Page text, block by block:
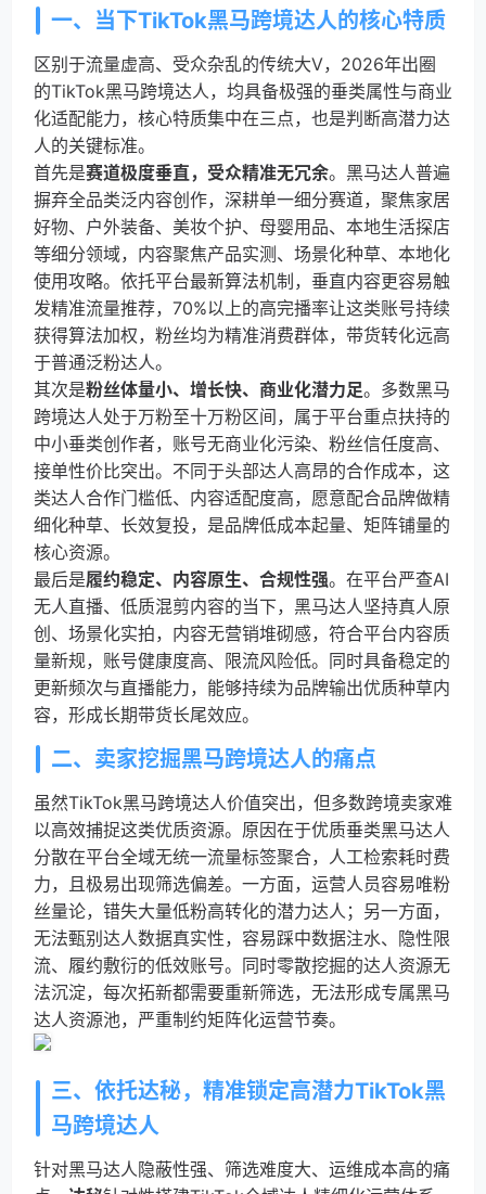
一、当下TikTok黑马跨境达人的核心特质
区别于流量虚高、受众杂乱的传统大V，2026年出圈
的TikTok黑马跨境达人，均具备极强的垂类属性与商业
化适配能力，核心特质集中在三点，也是判断高潜力达
人的关键标准。
首先是赛道极度垂直，受众精准无冗余。黑马达人普遍
摒弃全品类泛内容创作，深耕单一细分赛道，聚焦家居
好物、户外装备、美妆个护、母婴用品、本地生活探店
等细分领域，内容聚焦产品实测、场景化种草、本地化
使用攻略。依托平台最新算法机制，垂直内容更容易触
发精准流量推荐，70%以上的高完播率让这类账号持续
获得算法加权，粉丝均为精准消费群体，带货转化远高
于普通泛粉达人。
其次是粉丝体量小、增长快、商业化潜力足。多数黑马
跨境达人处于万粉至十万粉区间，属于平台重点扶持的
中小垂类创作者，账号无商业化污染、粉丝信任度高、
接单性价比突出。不同于头部达人高昂的合作成本，这
类达人合作门槛低、内容适配度高，愿意配合品牌做精
细化种草、长效复投，是品牌低成本起量、矩阵铺量的
核心资源。
最后是履约稳定、内容原生、合规性强。在平台严查AI
无人直播、低质混剪内容的当下，黑马达人坚持真人原
创、场景化实拍，内容无营销堆砌感，符合平台内容质
量新规，账号健康度高、限流风险低。同时具备稳定的
更新频次与直播能力，能够持续为品牌输出优质种草内
容，形成长期带货长尾效应。
二、卖家挖掘黑马跨境达人的痛点
虽然TikTok黑马跨境达人价值突出，但多数跨境卖家难
以高效捕捉这类优质资源。原因在于优质垂类黑马达人
分散在平台全域无统一流量标签聚合，人工检索耗时费
力，且极易出现筛选偏差。一方面，运营人员容易唯粉
丝量论，错失大量低粉高转化的潜力达人；另一方面，
无法甄别达人数据真实性，容易踩中数据注水、隐性限
流、履约敷衍的低效账号。同时零散挖掘的达人资源无
法沉淀，每次拓新都需要重新筛选，无法形成专属黑马
达人资源池，严重制约矩阵化运营节奏。
三、依托达秘，精准锁定高潜力TikTok黑
马跨境达人
针对黑马达人隐蔽性强、筛选难度大、运维成本高的痛